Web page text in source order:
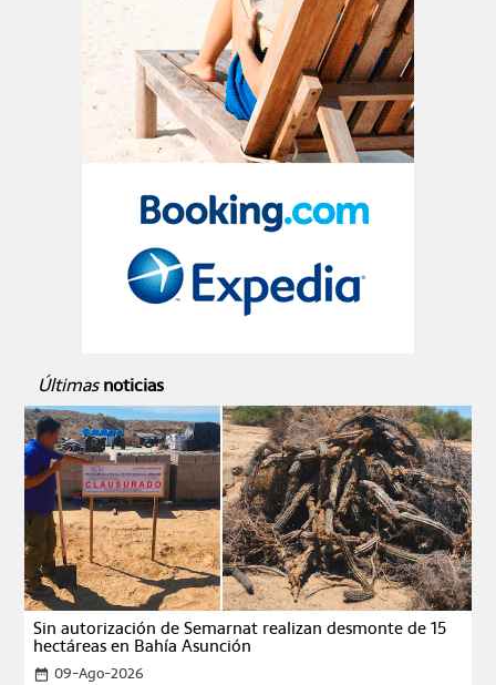
Últimas noticias
Sin autorización de Semarnat realizan desmonte de 15
hectáreas en Bahía Asunción
date_range 09-Ago-2026